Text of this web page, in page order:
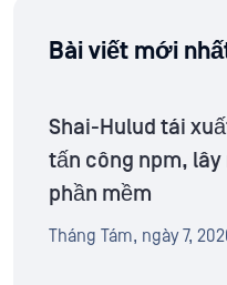
Bài viết mới
Shai-Hulud tái
tấn công npm,
phần mềm
Tháng Tám, ngày 7,